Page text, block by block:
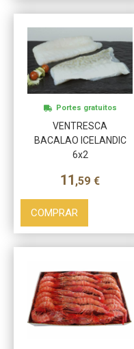
VENTRESCA
BACALAO ICELANDIC
6x2
11 ,59 €
Portes gratuitos
COMPRAR
Más info